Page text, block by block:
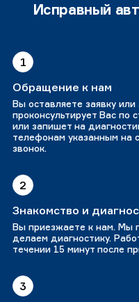
Исправный
1
Обращение к нам
Вы оставляете заявку
проконсультирует Вас по
или запишет на
телефонам указанным на
звонок.
2
Знакомство и
Вы приезжаете к нам. Мы
делаем диагностику.
течении 15 минут после
3